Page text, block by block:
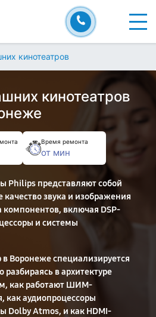
кинотеатров
кинотеатров
Время ремонта
от мин
Philips представляют собой
звука и изображения
компонентов, включая DSP-
и системы
Воронеже специализируется
разбираясь в архитектуре
как работают ШИМ-
как аудиопроцессоры
Dolby Atmos, и как HDMI-